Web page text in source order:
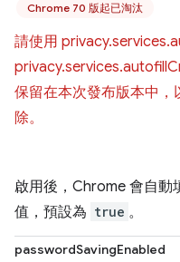
Chrome 70 版起已淘汰
請使用
保留在本次發布版本中，
除。
啟用後，Chrome 會自動
值，預設為 true 。
passwordSavingEnabled